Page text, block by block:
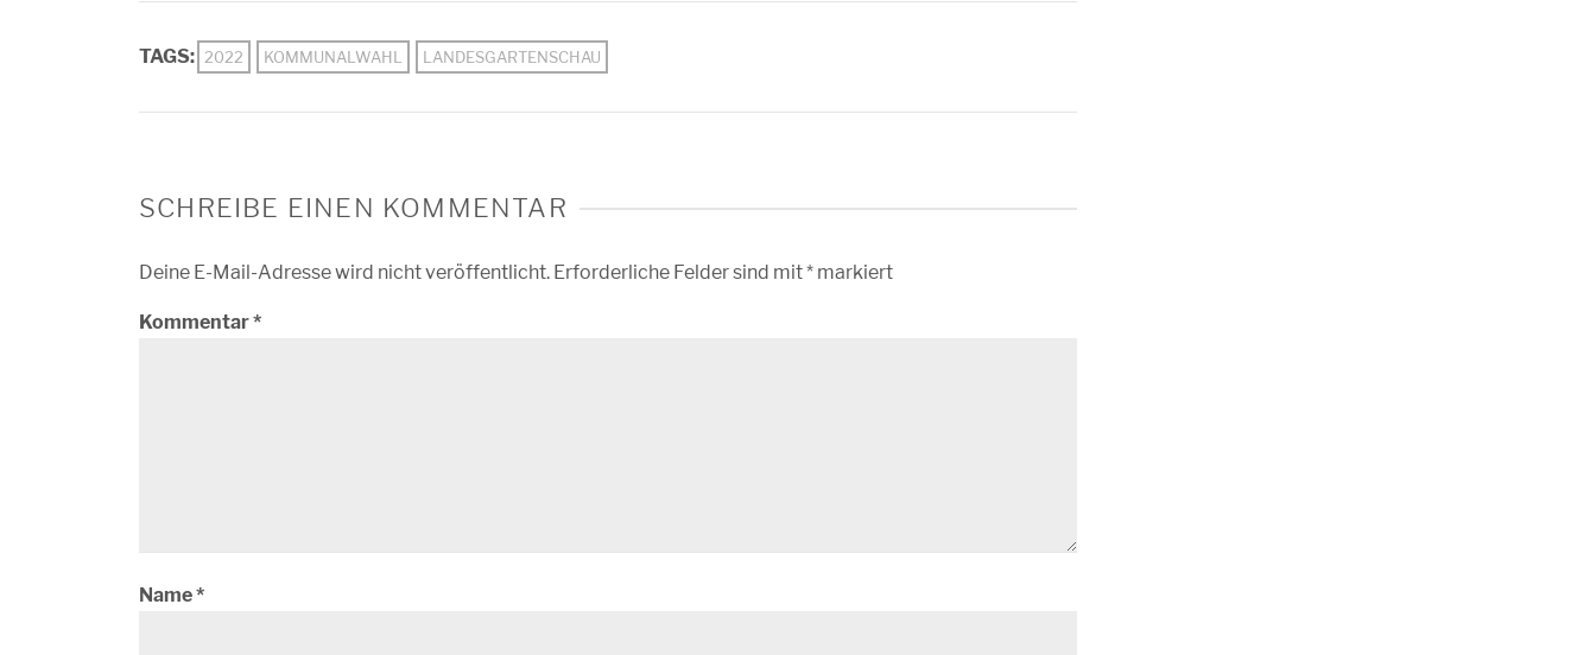
TAGS: 2022 KOMMUNALWAHL LANDESGARTENSCHAU
SCHREIBE EINEN KOMMENTAR
Deine E-Mail-Adresse wird nicht veröffentlicht. Erforderliche Felder sind mit* markiert
Kommentar*
Name*